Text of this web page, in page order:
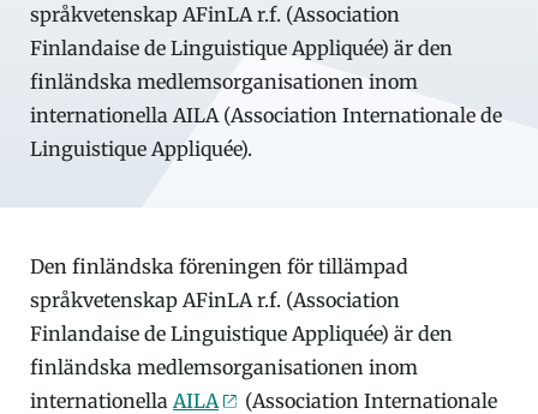
språkvetenskap AFinLA r.f. (Association
Finlandaise de Linguistique Appliquée) är den
finländska medlemsorganisationen inom
internationella AILA (Association Internationale de
Linguistique Appliquée).
Den finländska föreningen för tillämpad
språkvetenskap AFinLA r.f. (Association
Finlandaise de Linguistique Appliquée) är den
finländska medlemsorganisationen inom
internationella AILA
(Association Internationale